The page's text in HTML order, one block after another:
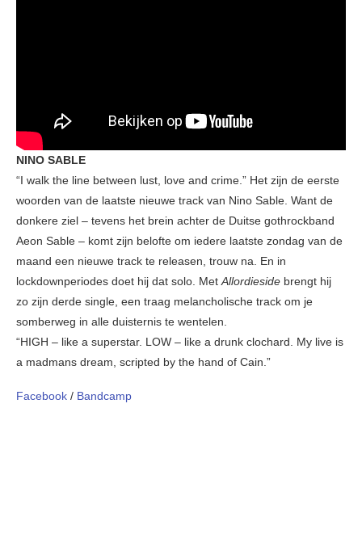
NINO SABLE
“I walk the line between lust, love and crime.” Het zijn de eerste
woorden van de laatste nieuwe track van Nino Sable. Want de
donkere ziel – tevens het brein achter de Duitse gothrockband
Aeon Sable – komt zijn belofte om iedere laatste zondag van de
maand een nieuwe track te releasen, trouw na. En in
lockdownperiodes doet hij dat solo. Met Allordieside brengt hij
zo zijn derde single, een traag melancholische track om je
somberweg in alle duisternis te wentelen.
“HIGH – like a superstar. LOW – like a drunk clochard. My live is
a madmans dream, scripted by the hand of Cain.”
Facebook / Bandcamp